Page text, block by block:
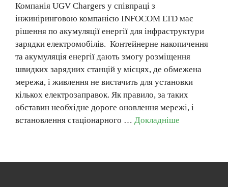
Компанія UGV Chargers у співпраці з
інжиніринговою компанією INFOCOM LTD має
рішення по акумуляції енергії для інфраструктури
зарядки електромобілів. Контейнерне накопичення
та акумуляція енергії дають змогу розміщення
швидких зарядних станцій у місцях, де обмежена
мережа, і живлення не вистачить для установки
кількох електрозаправок. Як правило, за таких
обставин необхідне дороге оновлення мережі, і
встановлення стаціонарного … Докладніше